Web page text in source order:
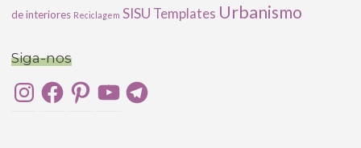
de interiores Reciclagem SISU Templates Urbanismo
Siga-nos
InstagramFacebookPinterestYouTubeTelegram